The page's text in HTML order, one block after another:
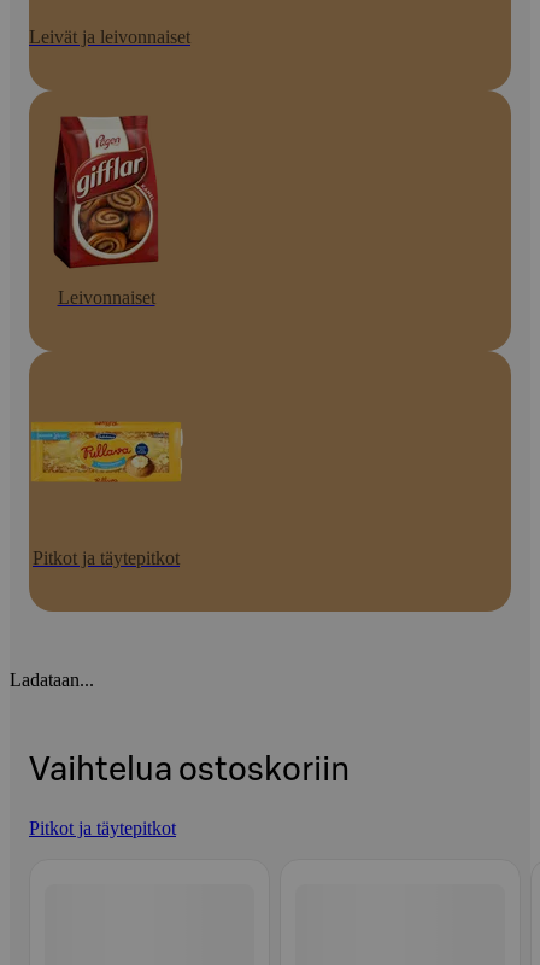
Leivät ja leivonnaiset
Leivonnaiset
Pitkot ja täytepitkot
Ladataan...
Vaihtelua ostoskoriin
Pitkot ja täytepitkot